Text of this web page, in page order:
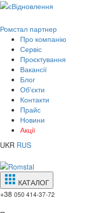
Ромстал партнер
Про компанію
Сервіс
Проєктування
Вакансії
Блог
Об'єкти
Контакти
Прайс
Новини
Акції
UKR RUS
КАТАЛОГ
+38 050 414-37-72